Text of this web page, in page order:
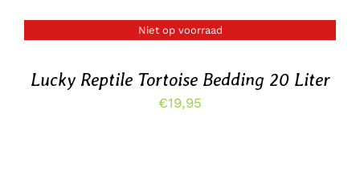
GEKOZEN
PRODUCTPAGINA
€31,99
Niet op voorraad
DETAILS
Lucky Reptile Tortoise Bedding 20 Liter
€19,95